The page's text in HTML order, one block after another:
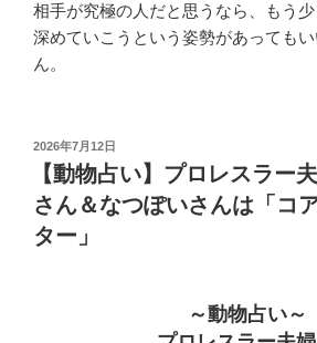
相手が究極の人だと思うなら、もう
深めていこうという姿勢があっても
ん。
投
日:
2026年7月12日
【動物占い】プロレスラー
さん＆なつぽいさんは「コ
ター」
～動物占い～